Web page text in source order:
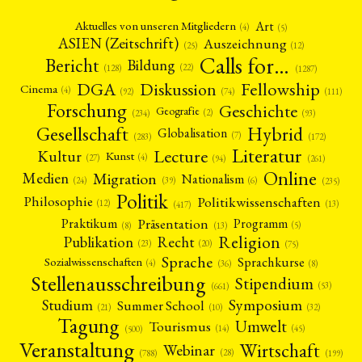
NEWS ASIEN ARBEITSKREISE VERANSTALTUNGEN EXPERTISE
ANGEBOTE
ANTRAG AUF EINEN SMALL GRANT DER DGA MITGLIEDERBEREICH
MITGLIEDSCHAFT
Aktuelles von unseren Mitgliedern (4) Art (5) ASIEN (Zeitschrift) (25)
Auszeichnung (128) Bildung (22) Calls for…
Cinema (4) DGA (92) Diskussion (74) Fellowship (111) Forschung
Geografie (2) Geschichte (93) Gesellschaft (283) Globalisation
(172) Kultur Kunst (4) (94) Literatur (261)
Medien (24) Migration (39) Nationalism (6) Online (235)
Aktuelles von unseren Mitgliedern (4) Art (5)
ASIEN (Zeitschrift) (25) Auszeichnung (12)
Bericht (128) Bildung (22) Calls for… (1287)
Cinema (4) DGA (92) Diskussion (74) Fellowship (111)
Forschung (234) Geografie (2) Geschichte (93)
Gesellschaft (283) Globalisation (7) Hybrid (172)
Kultur (27) Kunst (4) Lecture (94) Literatur (261)
Medien (24) Migration (39) Nationalism (6) Online (235)
Philosophie (12) Politik (417) Politikwissenschaften (13)
Praktikum (8) Präsentation (13) Programm (5)
Publikation (23) Recht (20) Religion (75)
Sozialwissenschaften (4) Sprache (36) Sprachkurse (8)
Stellenausschreibung (661) Stipendium (53)
Studium (21) Summer School (10) Symposium (32)
Tagung (500) Tourismus (14) Umwelt (45)
Veranstaltung (788) Webinar (28) Wirtschaft (199)